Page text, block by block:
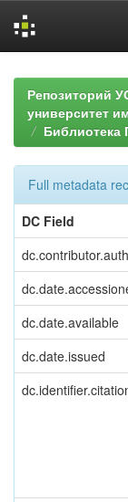
navigationРепозиторий
университет
Библиотека
Full metadata
DC Field
dc.date.available
dc.date.issued